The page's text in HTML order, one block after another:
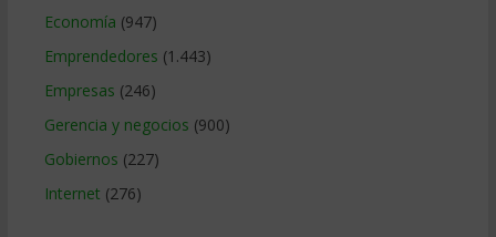
Economía (947)
Emprendedores (1.443)
Empresas (246)
Gerencia y negocios (900)
Gobiernos (227)
Internet (276)